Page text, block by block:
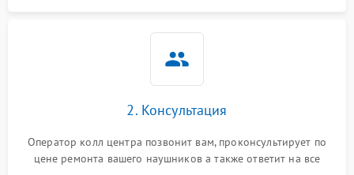
2. Консультация
Оператор колл центра позвонит вам, проконсультирует по
цене ремонта вашего наушников а также ответит на все